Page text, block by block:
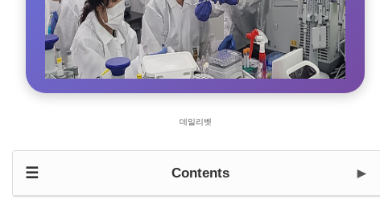
데일리벳
☰ Contents ►